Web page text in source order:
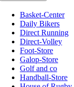
Basket-Center
Daily Bikers
Direct Running
Direct-Volley
Foot-Store
Galop-Store
Golf and co
Handball-Store